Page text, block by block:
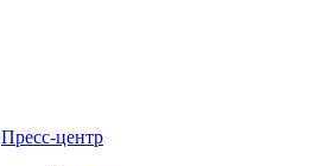
Пресс-центр